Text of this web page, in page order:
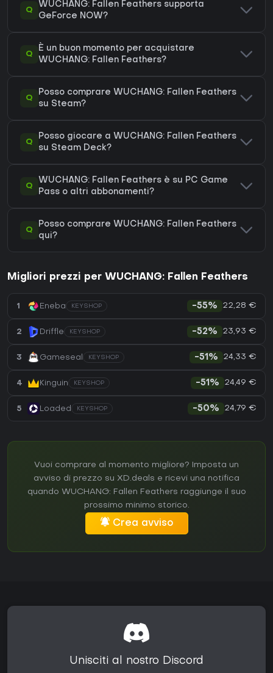
Q
WUCHANG: Fallen Feathers supporta
GeForce NOW?
Q
È un buon momento per acquistare
WUCHANG: Fallen Feathers?
Q
Posso comprare WUCHANG: Fallen Feathers
su Steam?
Q
Posso giocare a WUCHANG: Fallen Feathers
su Steam Deck?
Q
WUCHANG: Fallen Feathers è su PC Game
Pass o altri abbonamenti?
Q
Posso comprare WUCHANG: Fallen Feathers
qui?
Migliori prezzi per WUCHANG: Fallen Feathers
1 Eneba KEYSHOP -55% 22,28 €
2 Driffle KEYSHOP -52% 23,93 €
3 Gameseal KEYSHOP -51% 24,33 €
4 Kinguin KEYSHOP -51% 24,49 €
5 Loaded KEYSHOP -50% 24,79 €
Vuoi comprare al momento migliore? Imposta un
avviso di prezzo su XD.deals e ricevi una notifica
quando WUCHANG: Fallen Feathers raggiunge il suo
prossimo minimo storico.
Crea avviso
Unisciti al nostro Discord